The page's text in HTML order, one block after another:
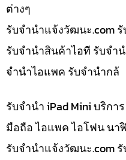
ต่างๆ
รับจํานําแจ้งวัฒนะ.com
รับจำนำสินค้าไอที รับจำ
จำนำไอแพค รับจำนำกล้
รับจำนำ iPad Mini บริก
มือถือ ไอแพค ไอโฟน นา
รับจํานําแจ้งวัฒนะ.com